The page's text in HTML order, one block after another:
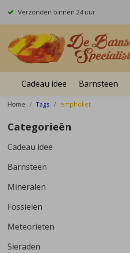
Verzonden binnen 24 uur
Cadeau idee Barnsteen
Home Tags empholiet
Categorieën
Cadeau idee
Barnsteen
Mineralen
Fossielen
Meteorieten
Sieraden